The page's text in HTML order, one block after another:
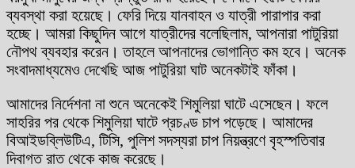
ব্যবস্থা করা হয়েছে। ফেরি দিয়ে যানবাহন ও যাত্রী পারাপার করা
হচ্ছে। আমরা কিছুদিন আগে যাত্রীদের বলেছিলাম, আপনারা পাটুরিয়া
নৌপথ ব্যবহার করেন। তাহলে আপনাদের ভোগান্তি কম হবে। অনেক
সংবাদমাধ্যমেও দেখেছি আজ পাটুরিয়া ঘাট অনেকটাই ফাঁকা।
আমাদের নির্দেশনা না শুনে অনেকেই শিমুলিয়া ঘাটে এসেছেন। ফলে
সাহরির পর থেকে শিমুলিয়া ঘাটে প্রচণ্ড চাপ পড়েছে। আমাদের
বিআইডব্লিউটিএ, টিসি, পুলিশ সদস্যরা চাপ নিয়ন্ত্রণে বৃহস্পতিবার
দিবাগত রাত থেকে কাজ করেছে।